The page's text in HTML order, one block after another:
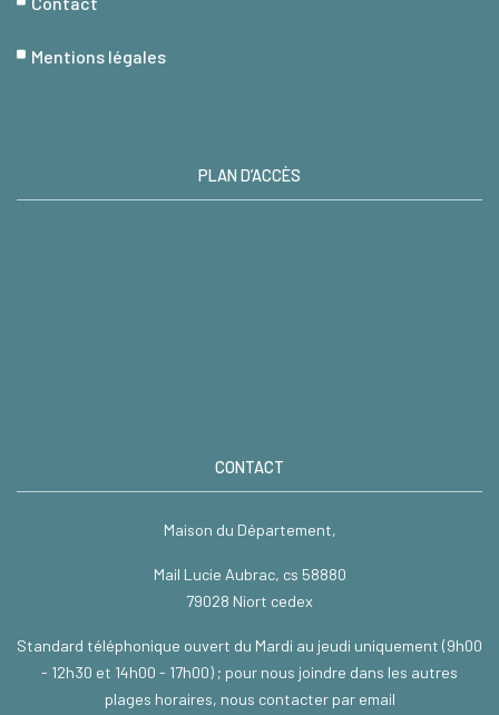
Mentions légales
PLAN D’ACCÈS
CONTACT
Maison du Département,
Mail Lucie Aubrac, cs 58880
79028 Niort cedex
Standard téléphonique ouvert du Mardi au jeudi uniquement (9h00
- 12h30 et 14h00 - 17h00) ; pour nous joindre dans les autres
plages horaires, nous contacter par email